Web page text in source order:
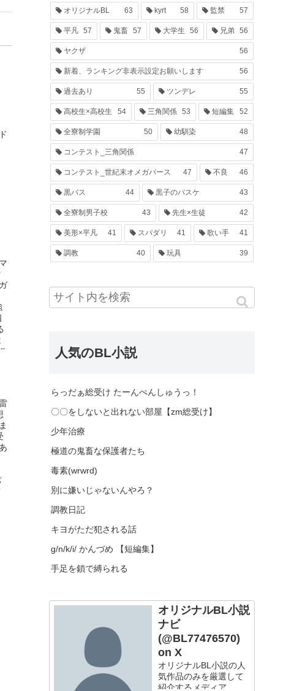
オリジナルBL 63 kyrt 58 監禁 57
平凡 57 鬼畜 57 大学生 56 兄弟 56
ヤクザ 56
新着、ランキング非表示設定お願いします 56
過去あり 55 ツンデレ 55
高校生×高校生 54 三角関係 53 短編集 52
全寮制学園 50 幼馴染 48
コンテスト_三角関係 47
コンテスト_世紀末オメガバース 47 不良 46
黒バス 44 黒子のバスケ 43
全寮制男子校 43 先生×生徒 42
美形×平凡 41 スパダリ 41 歌い手 41
調教 40 玩具 39
人気のBL小説
らっだぁ総受け たーんぺんしゅうっ！
〇〇をしないと出れない部屋【zm総受け】
少年治療
極道の鬼畜な保護者たち
毒素(wrwrd)
別に嫌いじゃないんやろ？
調教日記
キヨがただ犯される話
g/n/k/i/ かんづめ 【短編集】
手足を鎖で縛られる
オリジナルBL小説
ナビ
(@BL77476570)
on X
オリジナルBL小説の人
気作品のみを厳選して
紹介するメディア